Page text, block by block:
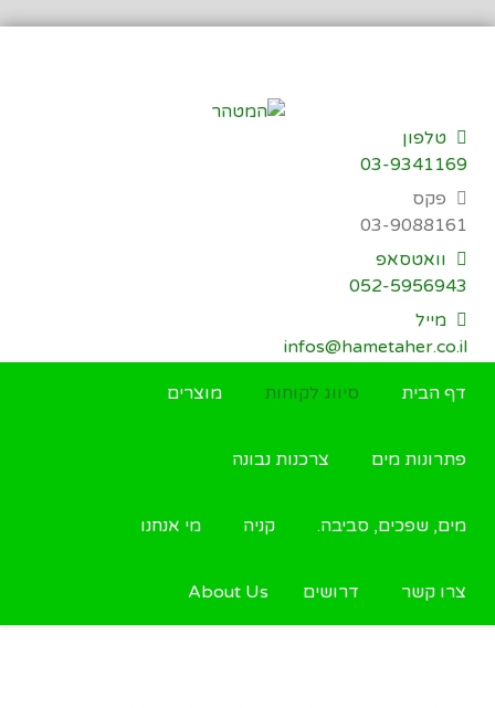
דילוג
טלפון
03-9341169
פקס
03-9088161
וואטסאפ
052-5956943
מייל
infos@hametaher.co.il
דף הבית סיווג לקוחות מוצרים
פתרונות מים צרכנות נבונה
מים, שפכים, סביבה. קניה מי אנחנו
צרו קשר דרושים About Us